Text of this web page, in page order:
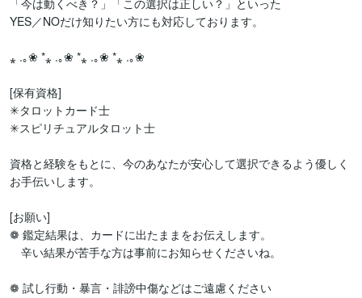
「今は動くべき？」「この選択は正しい？」といった
YES／NOだけ知りたい方にも対応しております。
⁎ .｡❀ *⁎ .｡❀ *⁎ .｡❀ *⁎ .｡❀
[保有資格]
✳タロットカード士
✳スピリチュアルタロット士
資格と経験をもとに、今のあなたが安心して選択できるよう優しく
お手伝いします。
[お願い]
❁ 鑑定結果は、カードに出たままをお伝えします。
辛い結果が苦手な方は事前にお知らせくださいね。
❁ 試し行動・暴言・誹謗中傷などはご遠慮ください